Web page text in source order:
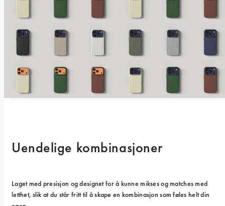
Uendelige kombinasjoner
Laget med presisjon og designet for å kunne mikses og matches med
letthet, slik at du står fritt til å skape en kombinasjon som føles helt din